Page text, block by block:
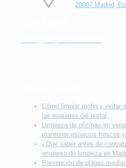
28007 Madrid,
Cómo limpiar moho y evitar
las esquinas del portal
Limpieza de oficinas en
mantener espacios frescos
¿Qué saber antes de
empresa de limpieza en
Prevención de plagas